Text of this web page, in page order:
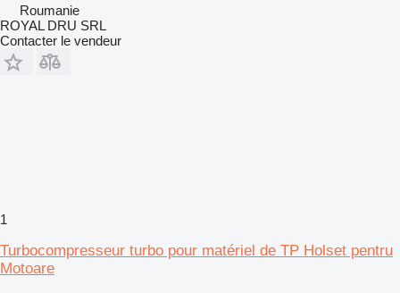
Roumanie
ROYAL DRU SRL
Contacter le vendeur
1
Turbocompresseur turbo pour matériel de TP Holset pentru
Motoare